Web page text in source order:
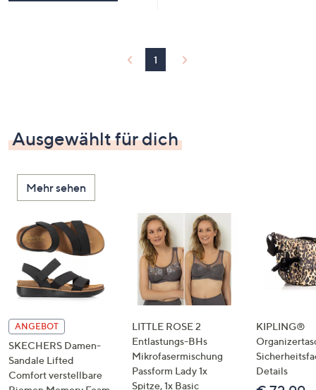
1
Ausgewählt für dich
Mehr sehen
ANGEBOT
SKECHERS Damen-
Sandale Lifted
Comfort verstellbare
LITTLE ROSE 2
Entlastungs-BHs
Mikrofasermischung
Passform Lady 1x
Spitze, 1x Basic
KIPLING®
Details